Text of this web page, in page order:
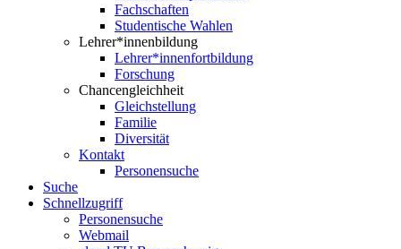
Fachschaften
Studentische Wahlen
Lehrer*innenbildung
Lehrer*innenfortbildung
Forschung
Chancengleichheit
Gleichstellung
Familie
Diversität
Kontakt
Personensuche
Suche
Schnellzugriff
Personensuche
Webmail